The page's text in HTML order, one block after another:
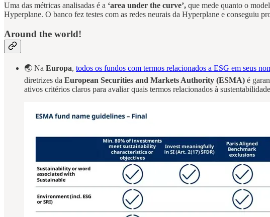
Uma das métricas analisadas é a ‘area under the curve’, que mede quanto o
Hyperplane. O banco fez testes com as redes neurais da Hyperplane e conseguiu
Around the world!
🌏 Na Europa, todos os fundos com termos relacionados a ESG em seus
diretrizes da European Securities and Markets Authority (ESMA) é
ativos critérios claros para avaliar quais termos relacionados à